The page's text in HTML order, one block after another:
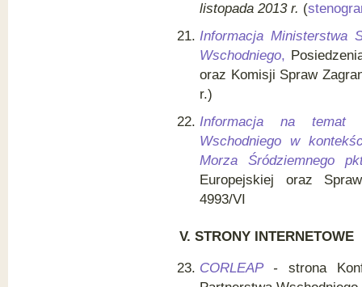
listopada 2013 r. (
Informacja Ministerstwa
Wschodniego,
oraz Komisji Spraw
r.)
Informacja na temat
Wschodniego w
Morza Śródziemnego
Europejskiej oraz
4993/VI
V. STRONY INTERNETOWE
CORLEAP - strona